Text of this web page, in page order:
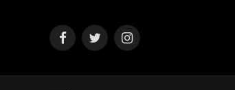
FacebookTwitterInstagram